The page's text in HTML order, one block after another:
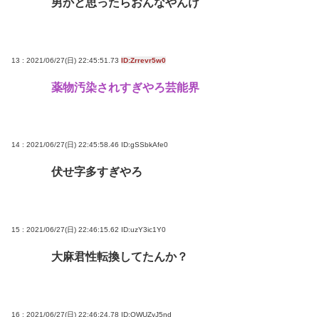
男かと思ったらおんなやんけ
13 : 2021/06/27(日) 22:45:51.73 ID:Zrrevr5w0
薬物汚染されすぎやろ芸能界
14 : 2021/06/27(日) 22:45:58.46 ID:gSSbkAfe0
伏せ字多すぎやろ
15 : 2021/06/27(日) 22:46:15.62 ID:uzY3ic1Y0
大麻君性転換してたんか？
16 : 2021/06/27(日) 22:46:24.78 ID:OWUZyJ5nd